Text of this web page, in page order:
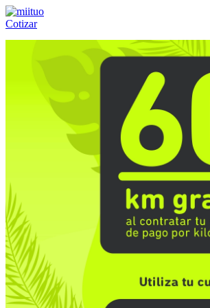
Cotizar
(55) 84-21-05-00ó800-953-00-59